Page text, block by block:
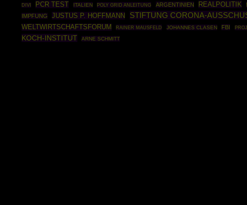
DIVI PCR TEST ITALIEN POLY GRID ANLEITUNG ARGENTINIEN REALPOLITIK
IMPFUNG
JUSTUS P. HOFFMANN STIFTUNG CORONA-
WELTWIRTSCHAFTSFORUM RAINER MAUSFELD JOHANNES CLASEN FBI
KOCH-INSTITUT
ARNE SCHMITT